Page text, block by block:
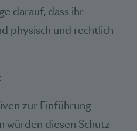
darauf, dass ihr
physisch und rechtlich
zur Einführung
würden diesen Schutz